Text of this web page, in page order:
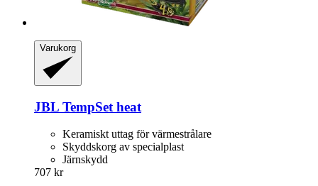
Varukorg
JBL TempSet heat
Keramiskt uttag för värmestrålare
Skyddskorg av specialplast
Järnskydd
707 kr